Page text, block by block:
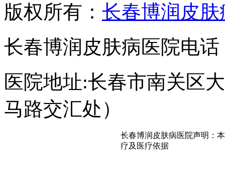
版权所有： 长春博润皮肤
长春博润皮肤病医院电话
医院地址:长春市南关区
马路交汇处）
长春博润皮肤病医院声明：
疗及医疗依据